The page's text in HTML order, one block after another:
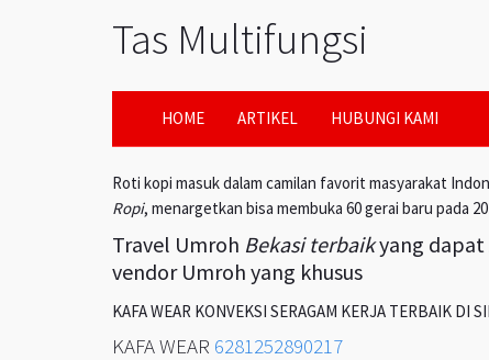
Tas Multifungsi
HOME ARTIKEL HUBUNGI KAMI
Roti kopi masuk dalam camilan favorit masyarakat
Ropi, menargetkan bisa membuka 60 gerai baru pada
Travel Umroh Bekasi terbaikyang dapat
vendor Umroh yang khusus
KAFA WEAR KONVEKSI SERAGAM KERJA TERBAIK DI
KAFA WEAR 6281252890217